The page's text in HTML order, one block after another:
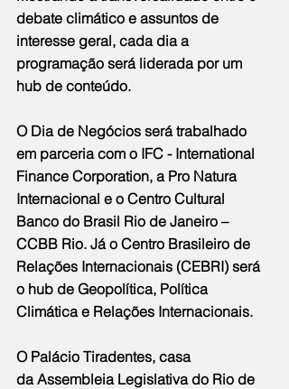
debate climático e assuntos de
interesse geral, cada dia a
programação será liderada por um
hub de conteúdo.
O Dia de Negócios será trabalhado
em parceria com o IFC - International
Finance Corporation, a Pro Natura
Internacional e o Centro Cultural
Banco do Brasil Rio de Janeiro –
CCBB Rio. Já o Centro Brasileiro de
Relações Internacionais (CEBRI) será
o hub de Geopolítica, Política
Climática e Relações Internacionais.
O Palácio Tiradentes, casa
da Assembleia Legislativa do Rio de